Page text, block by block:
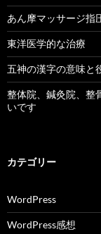
あん摩マッサージ指
東洋医学的な治療
五神の漢字の意味と
整体院、鍼灸院、整
いです
カテゴリー
WordPress
WordPress感想